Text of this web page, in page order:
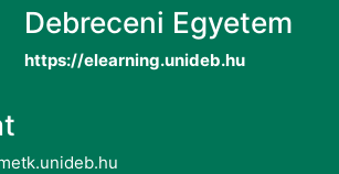
Debreceni Egyetem
https://elearning.unideb.hu